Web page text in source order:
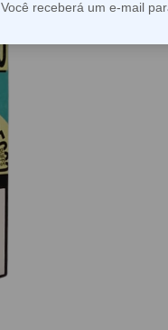
Você receberá um e-mail